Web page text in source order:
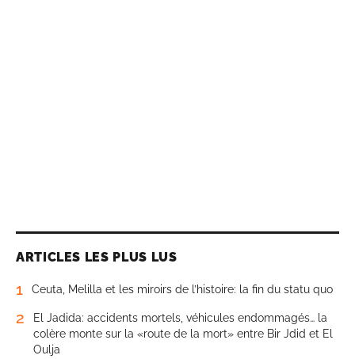
ARTICLES LES PLUS LUS
1 Ceuta, Melilla et les miroirs de l’histoire: la fin du statu quo
2
El Jadida: accidents mortels, véhicules endommagés… la
colère monte sur la «route de la mort» entre Bir Jdid et El
Oulja